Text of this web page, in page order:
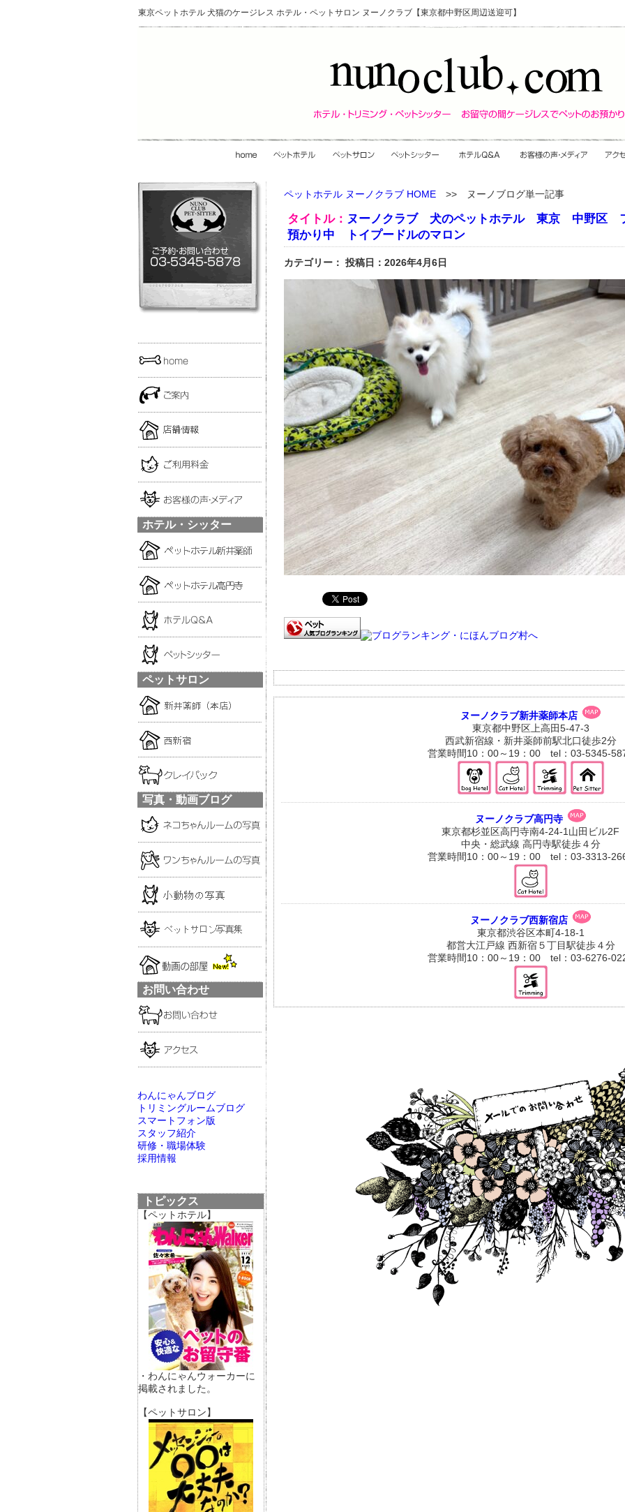
東京ペットホテル 犬猫のケージレス ホテル・ペットサロン ヌーノクラブ【東京都中野区周辺送迎可】
ホテル・シッター
ペットサロン
写真・動画ブログ
お問い合わせ
わんにゃんブログ
トリミングルームブログ
スマートフォン版
スタッフ紹介
研修・職場体験
採用情報
トピックス
【ペットホテル】
・わんにゃんウォーカーに
掲載されました。
【ペットサロン】
ペットホテル ヌーノクラブ HOME >> ヌーノブログ単一記事
タイトル： ヌーノクラブ 犬のペットホテル 東京 中野区
預かり中 トイプードルのマロン
カテゴリー： 投稿日：2026年4月6日
ヌーノクラブ新井薬師本店
東京都中野区上高田5-47-3
西武新宿線・新井薬師前駅北口徒歩2分
営業時間10：00～19：00 tel：03-5345-
ヌーノクラブ高円寺
東京都杉並区高円寺南4-24-1山田ビル2F
中央・総武線 高円寺駅徒歩４分
営業時間10：00～19：00 tel：03-3313-
ヌーノクラブ西新宿店
東京都渋谷区本町4-18-1
都営大江戸線 西新宿５丁目駅徒歩４分
営業時間10：00～19：00 tel：03-6276-